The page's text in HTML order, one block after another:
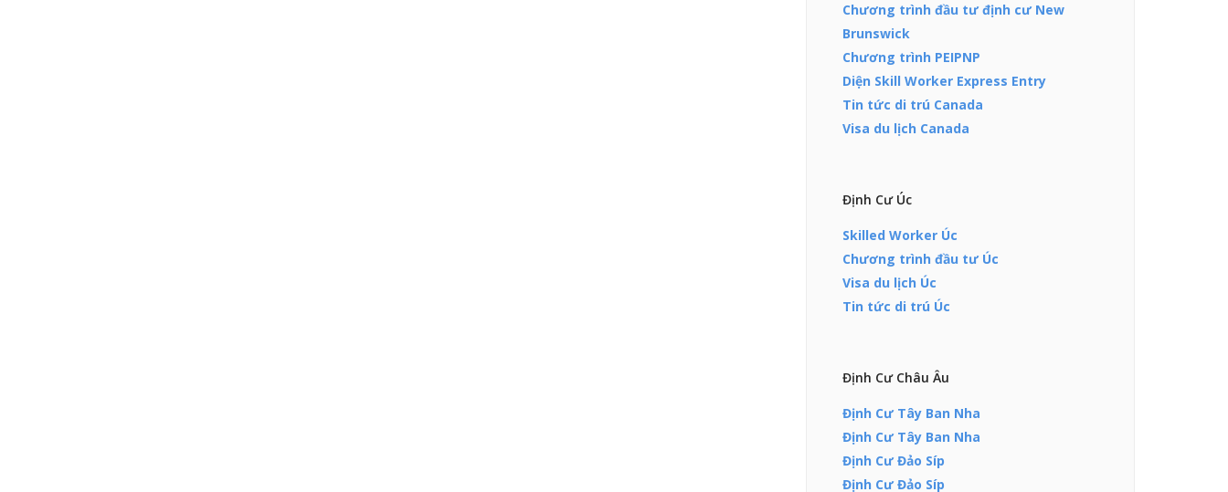
Chương trình đầu tư định cư New
Brunswick
Chương trình PEIPNP
Diện Skill Worker Express Entry
Tin tức di trú Canada
Visa du lịch Canada
Định Cư Úc
Skilled Worker Úc
Chương trình đầu tư Úc
Visa du lịch Úc
Tin tức di trú Úc
Định Cư Châu Âu
Định Cư Tây Ban Nha
Định Cư Tây Ban Nha
Định Cư Đảo Síp
Định Cư Đảo Síp